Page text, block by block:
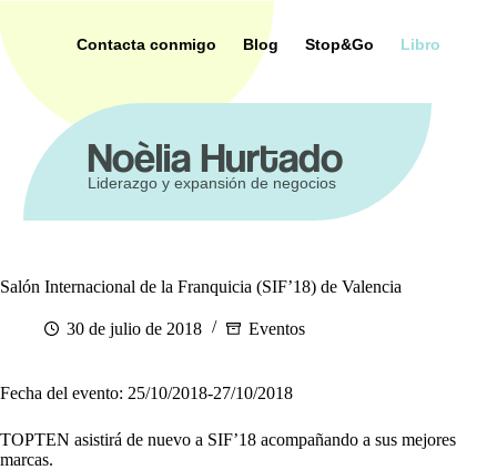
contenido
Contacta conmigo Blog Stop&Go Libro
Noèlia Hurtado
Liderazgo y expansión de negocios
Salón Internacional de la Franquicia (SIF’18) de Valencia
30 de julio de 2018 Eventos
Fecha del evento: 25/10/2018-27/10/2018
TOPTEN asistirá de nuevo a SIF’18 acompañando a sus mejores
marcas.